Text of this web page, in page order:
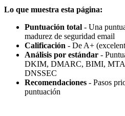
Lo que muestra esta página:
Puntuación total - Una
madurez de seguridad email
Calificación - De A+
Análisis por estándar -
DKIM, DMARC, BIMI,
DNSSEC
Recomendaciones - Pasos
puntuación